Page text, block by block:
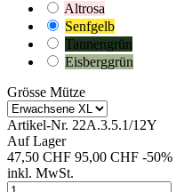
Altrosa
Senfgelb
Tannengrün
Eisberggrün
Grösse Mütze
Artikel-Nr. 22A.3.5.1/12Y
Auf Lager
47,50 CHF 95,00 CHF -50%
inkl. MwSt.